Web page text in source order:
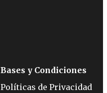
Bases y Condiciones
Políticas de Privacidad